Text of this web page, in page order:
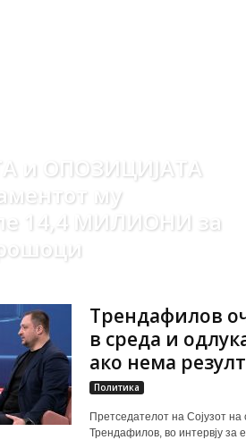
и ОПОЗИЦИЈАТА
му
14,4 МИЛИОНИ за
Трендафилов
в среда и
ако нема
Политика
Претседателот на Сојузот
Трендафилов, во интервју за